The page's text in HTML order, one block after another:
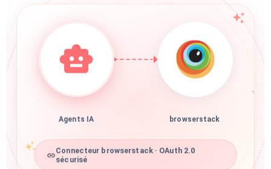
Agents IA browserstack
Connecteur browserstack · OAuth 2.0
sécurisé